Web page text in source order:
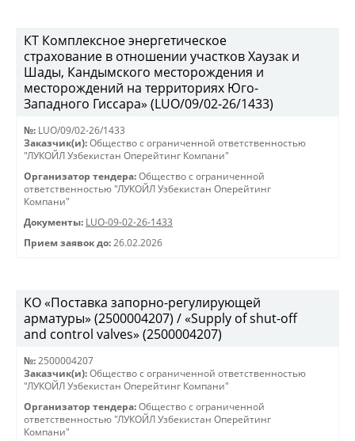
КТ Комплексное энергетическое
страхование в отношении участков Хаузак и
Шады, Кандымского месторождения и
месторождений на территориях Юго-
Западного Гиссара» (LUO/09/02-26/1433)
№: LUO/09/02-26/1433
Заказчик(и): Общество с ограниченной ответственностью
"ЛУКОЙЛ Узбекистан Оперейтинг Компани"
Организатор тендера: Общество с ограниченной
ответственностью "ЛУКОЙЛ Узбекистан Оперейтинг
Компани"
Документы: LUO-09-02-26-1433
Прием заявок до: 26.02.2026
КО «Поставка запорно-регулирующей
арматуры» (2500004207) / «Supply of shut-off
and control valves» (2500004207)
№: 2500004207
Заказчик(и): Общество с ограниченной ответственностью
"ЛУКОЙЛ Узбекистан Оперейтинг Компани"
Организатор тендера: Общество с ограниченной
ответственностью "ЛУКОЙЛ Узбекистан Оперейтинг
Компани"